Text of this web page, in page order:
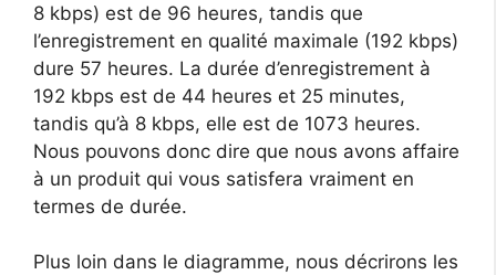
8 kbps) est de 96 heures, tandis que
l’enregistrement en qualité maximale (192 kbps)
dure 57 heures. La durée d’enregistrement à
192 kbps est de 44 heures et 25 minutes,
tandis qu’à 8 kbps, elle est de 1073 heures.
Nous pouvons donc dire que nous avons affaire
à un produit qui vous satisfera vraiment en
termes de durée.
Plus loin dans le diagramme, nous décrirons les